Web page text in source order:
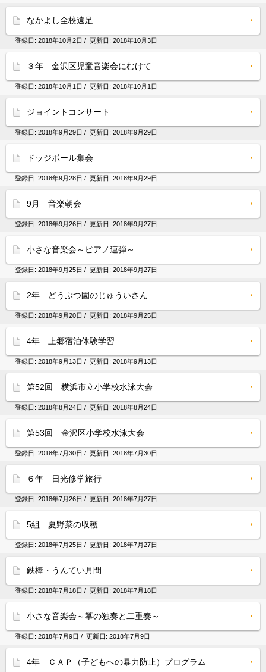
なかよし全校遠足
登録日: 2018年10月2日 / 更新日: 2018年10月3日
３年 金沢区児童音楽会にむけて
登録日: 2018年10月1日 / 更新日: 2018年10月1日
ジョイントコンサート
登録日: 2018年9月29日 / 更新日: 2018年9月29日
ドッジボール集会
登録日: 2018年9月28日 / 更新日: 2018年9月29日
9月 音楽朝会
登録日: 2018年9月26日 / 更新日: 2018年9月27日
小さな音楽会～ピアノ連弾～
登録日: 2018年9月25日 / 更新日: 2018年9月27日
2年 どうぶつ園のじゅういさん
登録日: 2018年9月20日 / 更新日: 2018年9月25日
4年 上郷宿泊体験学習
登録日: 2018年9月13日 / 更新日: 2018年9月13日
第52回 横浜市立小学校水泳大会
登録日: 2018年8月24日 / 更新日: 2018年8月24日
第53回 金沢区小学校水泳大会
登録日: 2018年7月30日 / 更新日: 2018年7月30日
６年 日光修学旅行
登録日: 2018年7月26日 / 更新日: 2018年7月27日
5組 夏野菜の収穫
登録日: 2018年7月25日 / 更新日: 2018年7月27日
鉄棒・うんてい月間
登録日: 2018年7月18日 / 更新日: 2018年7月18日
小さな音楽会～箏の独奏と二重奏～
登録日: 2018年7月9日 / 更新日: 2018年7月9日
4年 ＣＡＰ（子どもへの暴力防止）プログラム